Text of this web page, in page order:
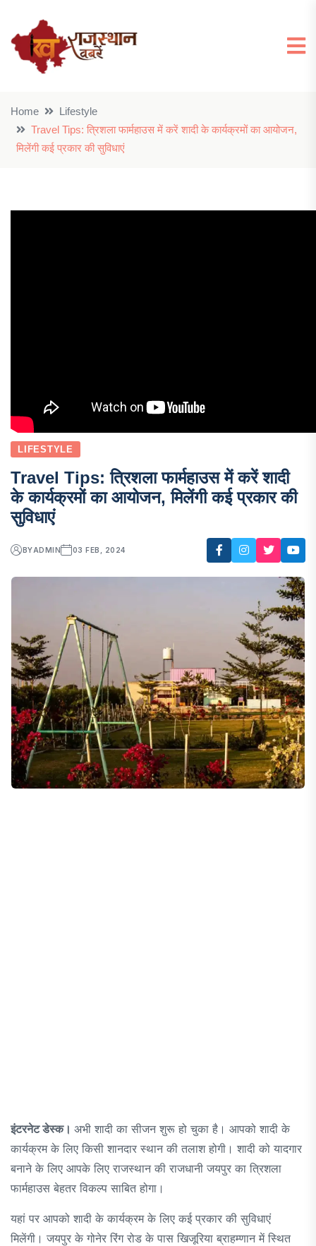
Home
Lifestyle
Travel Tips: त्रिशला फार्महाउस में करें शादी के कार्यक्रमों का आयोजन,
मिलेंगी कई प्रकार की सुविधाएं
LIFESTYLE
Travel Tips: त्रिशला फार्महाउस में करें शादी
के कार्यक्रमों का आयोजन, मिलेंगी कई प्रकार की
सुविधाएं
BYADMIN 03 FEB, 2024
इंटरनेट डेस्क। अभी शादी का सीजन शुरू हो चुका है। आपको शादी के
कार्यक्रम के लिए किसी शानदार स्थान की तलाश होगी। शादी को यादगार
बनाने के लिए आपके लिए राजस्थान की राजधानी जयपुर का त्रिशला
फार्महाउस बेहतर विकल्प साबित होगा।
यहां पर आपको शादी के कार्यक्रम के लिए कई प्रकार की सुविधाएं
मिलेंगी। जयपुर के गोनेर रिंग रोड के पास खिजूरिया ब्राहम्णान में स्थित